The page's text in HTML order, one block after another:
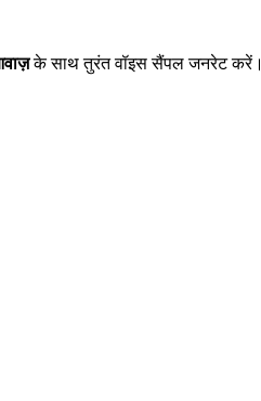
के साथ तुरंत वॉइस सैंपल जनरेट करें।